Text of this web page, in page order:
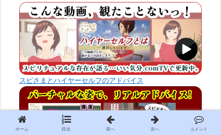
ホーム 目次 前へ 次へ コメント